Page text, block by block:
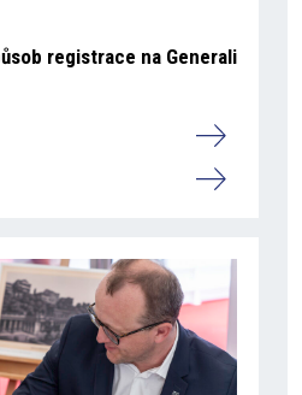
registrace na Generali